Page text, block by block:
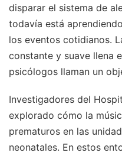
disparar el sistema de
todavía está
los eventos cotidianos.
constante y suave llena
psicólogos llaman un
Investigadores del
explorado cómo la
prematuros en las
neonatales. En estos